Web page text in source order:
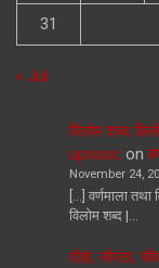
31
« Jul
विलोम शब्द
upsssc on
November 24,
[…] वर्णमाला तथा
विलोम शब्द |…
दोहा, सोरठा,